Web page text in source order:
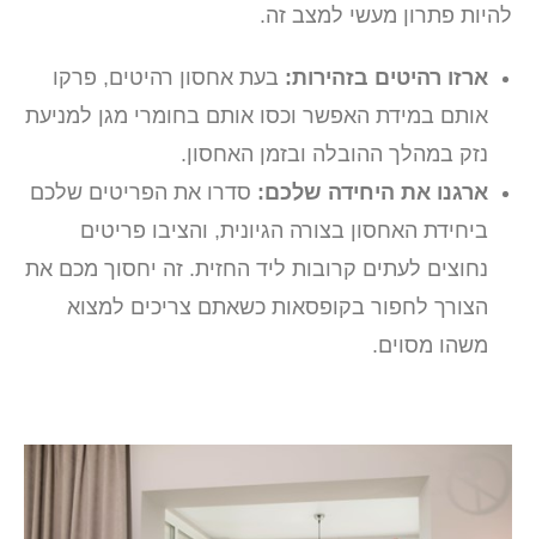
להיות פתרון מעשי למצב זה.
ארזו רהיטים בזהירות: בעת אחסון רהיטים, פרקו
אותם במידת האפשר וכסו אותם בחומרי מגן למניעת
נזק במהלך ההובלה ובזמן האחסון.
ארגנו את היחידה שלכם: סדרו את הפריטים שלכם
ביחידת האחסון בצורה הגיונית, והציבו פריטים
נחוצים לעתים קרובות ליד החזית. זה יחסוך מכם את
הצורך לחפור בקופסאות כשאתם צריכים למצוא
משהו מסוים.